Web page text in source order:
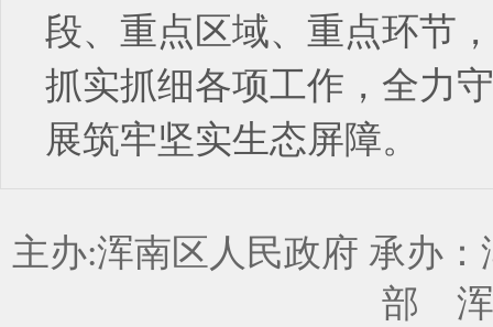
段、重点区域、重点环节
抓实抓细各项工作，全力
展筑牢坚实生态屏障。
主办:浑南区人民政府 承办
部